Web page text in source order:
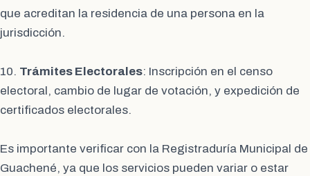
que acreditan la residencia de una persona en la
jurisdicción.
10. Trámites Electorales: Inscripción en el censo
electoral, cambio de lugar de votación, y expedición de
certificados electorales.
Es importante verificar con la Registraduría Municipal de
Guachené, ya que los servicios pueden variar o estar